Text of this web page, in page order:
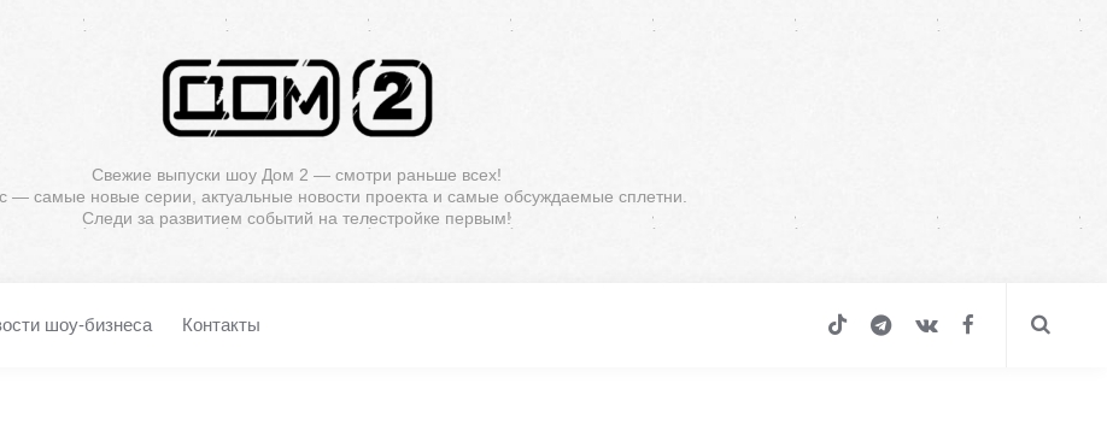
Свежие выпуски шоу Дом 2 — смотри раньше всех!
— самые новые серии, актуальные новости проекта и самые обсуждаемые сплетни.
Следи за развитием событий на телестройке первым!
шоу-бизнеса Контакты